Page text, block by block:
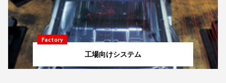
Factory
工場向けシステム